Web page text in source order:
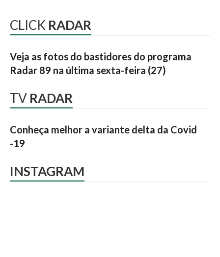
CLICK RADAR
Veja as fotos do bastidores do programa
Radar 89 na última sexta-feira (27)
TV RADAR
Conheça melhor a variante delta da Covid
-19
INSTAGRAM